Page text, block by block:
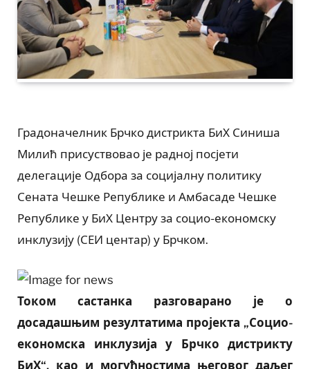
Градоначелник Брчко дистрикта БиХ Синиша
Милић присуствовао је радној посјети
делегације Одбора за социјалну политику
Сената Чешке Републике и Амбасаде Чешке
Републике у БиХ Центру за социо-економску
инклузију (СЕИ центар) у Брчком.
Током састанка разговарано је о
досадашњим резултатима пројекта „Социо-
економска инклузија у Брчко дистрикту
БиХ“, као и могућностима његовог даљег